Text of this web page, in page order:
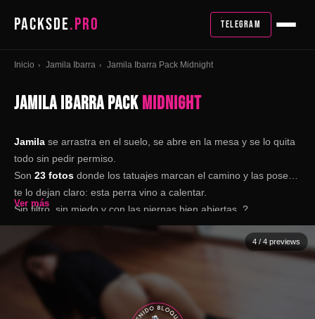
PACKSDE.PRO TELEGRAM
Inicio › Jamila Ibarra › Jamila Ibarra Pack Midnight
JAMILA IBARRA PACKMIDNIGHT
Jamila se arrastra en el suelo, se abre en la mesa y se lo quita
todo sin pedir permiso.
Son 23 fotos donde los tatuajes marcan el camino y las poses
te lo dejan claro: esta perra vino a calentar.
Sin filtro, sin miedo y con las piernas bien abiertas. ?
Ver más
4 / 4 previews